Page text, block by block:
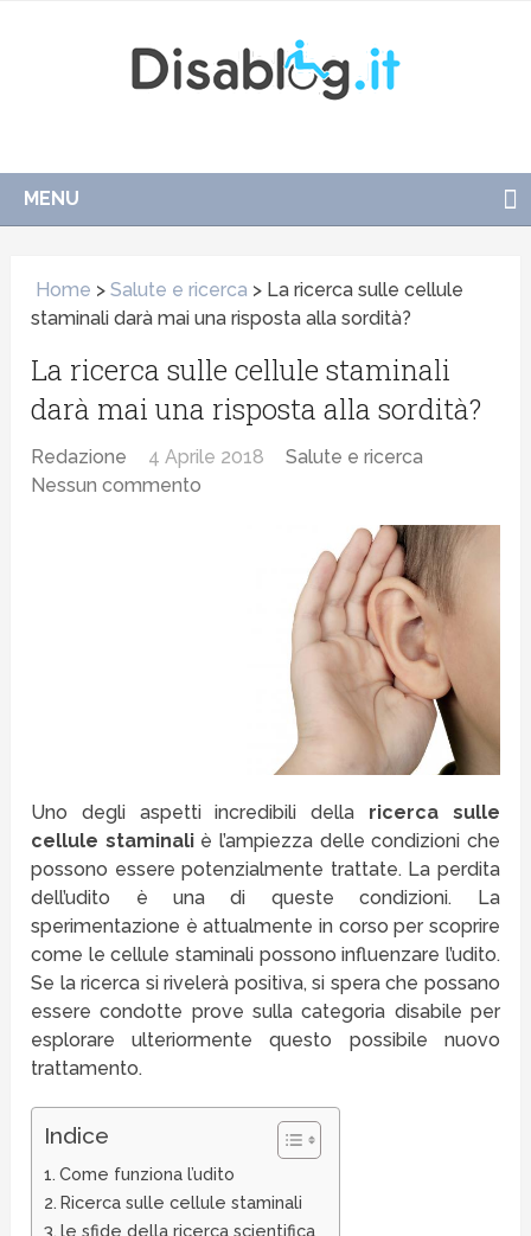
MENU
Home >Salute e ricerca > La ricerca sulle cellule
staminali darà mai una risposta alla sordità?
La ricerca sulle cellule staminali
darà mai una risposta alla sordità?
Redazione 4 Aprile 2018
Salute e ricerca
Nessun commento
Uno degli aspetti incredibili della ricerca sulle
cellule staminaliè l’ampiezza delle condizioni che
possono essere potenzialmente trattate. La perdita
dell’udito è una di queste condizioni. La
sperimentazione è attualmente in corso per scoprire
come le cellule staminali possono influenzare l’udito.
Se la ricerca si rivelerà positiva, si spera che possano
essere condotte prove sulla categoria disabile per
esplorare ulteriormente questo possibile nuovo
trattamento.
Indice
Come funziona l’udito
Ricerca sulle cellule staminali
le sfide della ricerca scientifica